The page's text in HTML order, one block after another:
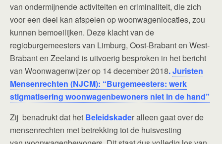
van ondermijnende activiteiten en criminaliteit, die zich
voor een deel kan afspelen op woonwagenlocaties, zou
kunnen bemoeilijken. Deze klacht van de
regioburgemeesters van Limburg, Oost-Brabant en West-
Brabant en Zeeland is uitvoerig besproken in het bericht
van Woonwagenwijzer op 14 december 2018.Juristen
Mensenrechten (NJCM): “Burgemeesters: werk
stigmatisering woonwagenbewoners niet in de hand”
Zij benadrukt dat het Beleidskader alleen gaat over de
mensenrechten met betrekking tot de huisvesting